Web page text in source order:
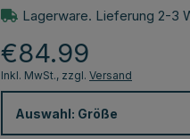
Lagerware. Lieferung 2-3
€84.99
Inkl. MwSt., zzgl. Versand
Auswahl: Größe